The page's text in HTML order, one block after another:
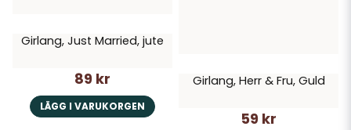
Girlang, Just Married, jute
89 kr
LÄGG I VARUKORGEN
Girlang, Herr & Fru, Guld
59 kr